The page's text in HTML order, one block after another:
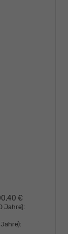
€
Jahre):
: